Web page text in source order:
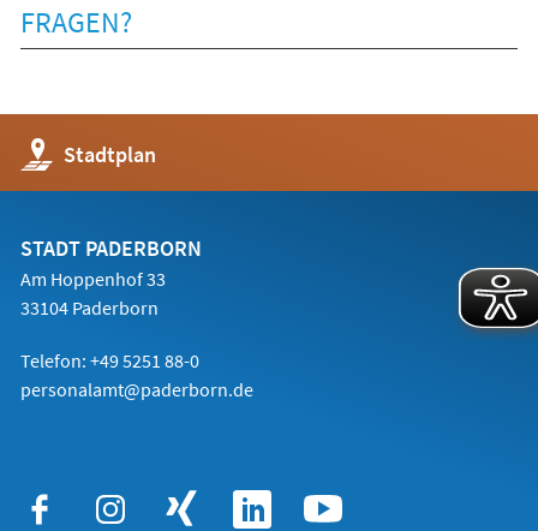
FRAGEN?
Stadtplan
(Öffnet
in
einem
Tab)
STADT PADERBORN
Am Hoppenhof 33
33104 Paderborn
Telefon: +49 5251 88-0
personalamt@paderborn.de